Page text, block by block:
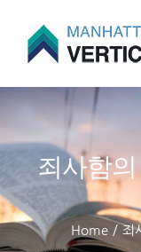
죄사함
Home / 죄